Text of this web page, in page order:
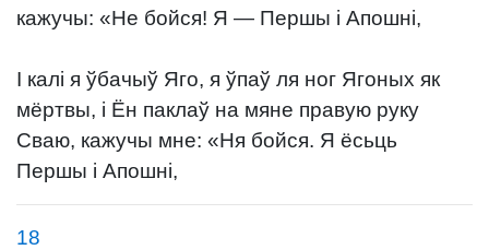
кажучы: «Не бойся! Я — Першы і Апошні,
І калі я ўбачыў Яго, я ўпаў ля ног Ягоных як
мёртвы, і Ён паклаў на мяне правую руку
Сваю, кажучы мне: «Ня бойся. Я ёсьць
Першы і Апошні,
18